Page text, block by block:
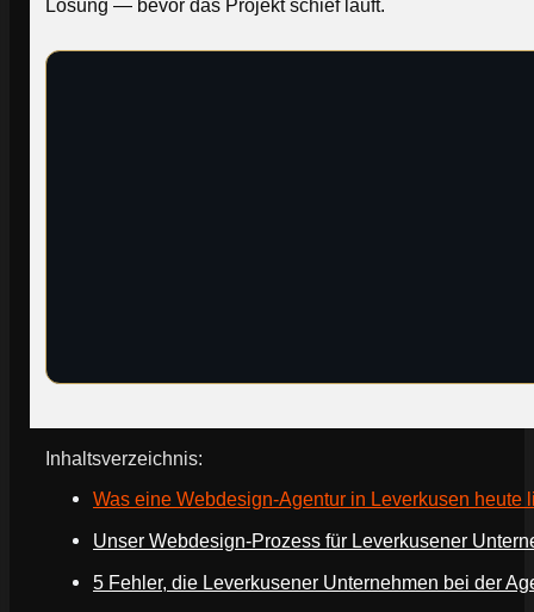
Lösung — bevor das Projekt schief läuft.
Inhaltsverzeichnis:
Was eine Webdesign-Agentur in Leverkusen heute
Unser Webdesign-Prozess für Leverkusener
5 Fehler, die Leverkusener Unternehmen bei der